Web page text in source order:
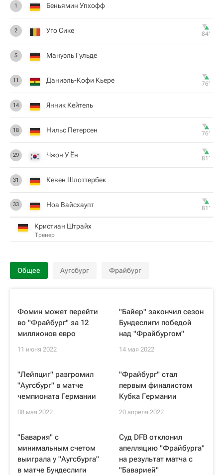
1 Беньямин Упхофф
2 Уго Сике 84‎’‎
5 Мануэль Гульде
11 Даниэль-Кофи Кьере 76‎’‎
14 Янник Кейтель
18 Нильс Петерсен 76‎’‎
29 Чжон У Ён 81‎’‎
31 Кевен Шлоттербек
33 Ноа Вайсхаупт 81‎’‎
Кристиан Штрайх
Тренер
Общее Аугсбург Фрайбург
Фомин может перейти
во "Фрайбург" за 12
миллионов евро
11 июня 2022
"Байер" закончил сезон
Бундеслиги победой
над "Фрайбургом"
14 мая 2022
"Лейпциг" разгромил
"Аугсбург" в матче
чемпионата Германии
08 мая 2022
"Фрайбург" стал
первым финалистом
Кубка Германии
20 апреля 2022
"Бавария" с
минимальным счетом
выиграла у "Аугсбурга"
в матче Бундеслиги
Суд DFB отклонил
апелляцию "Фрайбурга"
на результат матча с
"Баварией"